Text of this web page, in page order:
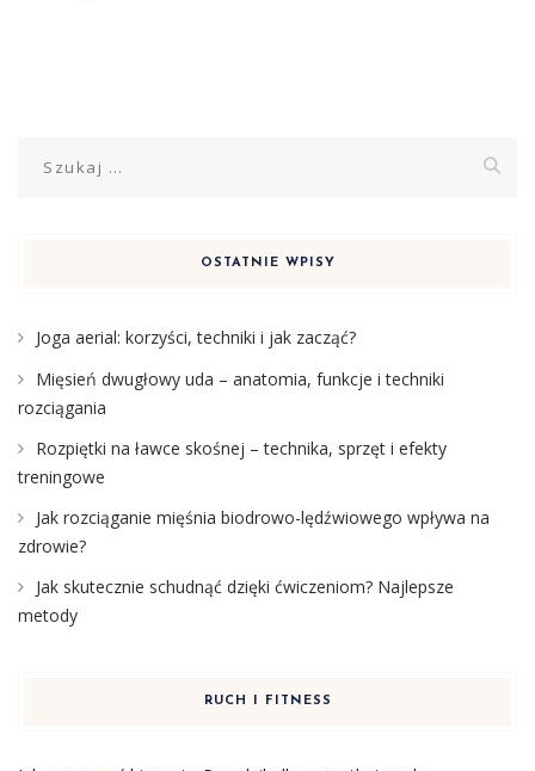
OSTATNIE WPISY
Joga aerial: korzyści, techniki i jak zacząć?
Mięsień dwugłowy uda – anatomia, funkcje i techniki
rozciągania
Rozpiętki na ławce skośnej – technika, sprzęt i efekty
treningowe
Jak rozciąganie mięśnia biodrowo-lędźwiowego wpływa na
zdrowie?
Jak skutecznie schudnąć dzięki ćwiczeniom? Najlepsze
metody
RUCH I FITNESS